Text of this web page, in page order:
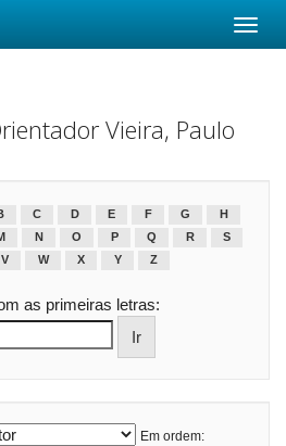
Vieira, Paulo
C D E F G
H
N O P Q R
S
V W X Y Z
as primeiras letras:
Em ordem: